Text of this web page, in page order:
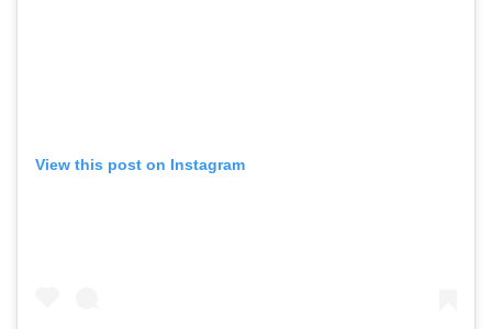
View this post on Instagram